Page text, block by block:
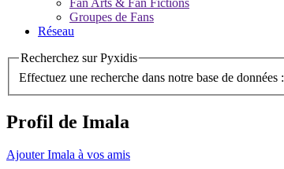
Fan Arts & Fan Fictions
Groupes de Fans
Réseau
Recherchez sur Pyxidis
Effectuez une recherche dans notre base de données :
Profil de Imala
Ajouter Imala à vos amis